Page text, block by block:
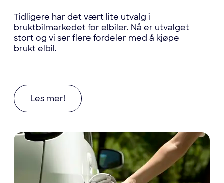
Tidligere har det vært lite utvalg i
bruktbilmarkedet for elbiler. Nå er utvalget
stort og vi ser flere fordeler med å kjøpe
brukt elbil.
Les mer om Fordelene med å kjøpe brukt elbil
Les mer!